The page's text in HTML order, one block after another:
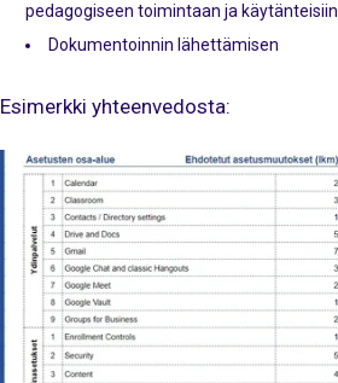
pedagogiseen toimintaan ja käytänteisiin
Dokumentoinnin lähettämisen
Esimerkki yhteenvedosta: